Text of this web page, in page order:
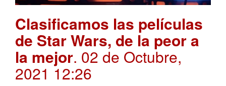
Clasificamos las películas
de Star Wars, de la peor a
la mejor. 02 de Octubre,
2021 12:26